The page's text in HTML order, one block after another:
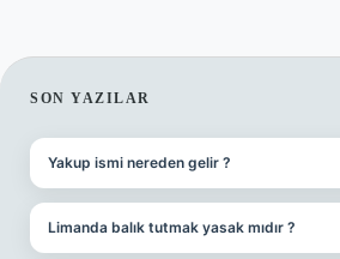
SIDEBAR
SON YAZILAR
Yakup ismi nereden gelir ?
Limanda balık tutmak yasak mıdır ?